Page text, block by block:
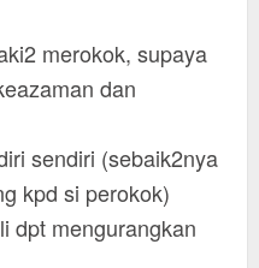
merokok, supaya
dan
sendiri (sebaik2nya
kpd si perokok)
dpt mengurangkan